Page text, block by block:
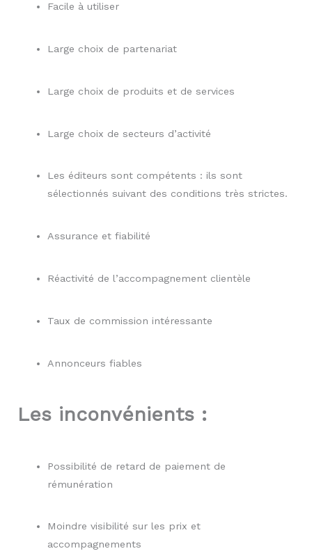
Facile à utiliser
Large choix de partenariat
Large choix de produits et de services
Large choix de secteurs d’activité
Les éditeurs sont compétents : ils sont
sélectionnés suivant des conditions très strictes.
Assurance et fiabilité
Réactivité de l’accompagnement clientèle
Taux de commission intéressante
Annonceurs fiables
Les inconvénients :
Possibilité de retard de paiement de
rémunération
Moindre visibilité sur les prix et
accompagnements